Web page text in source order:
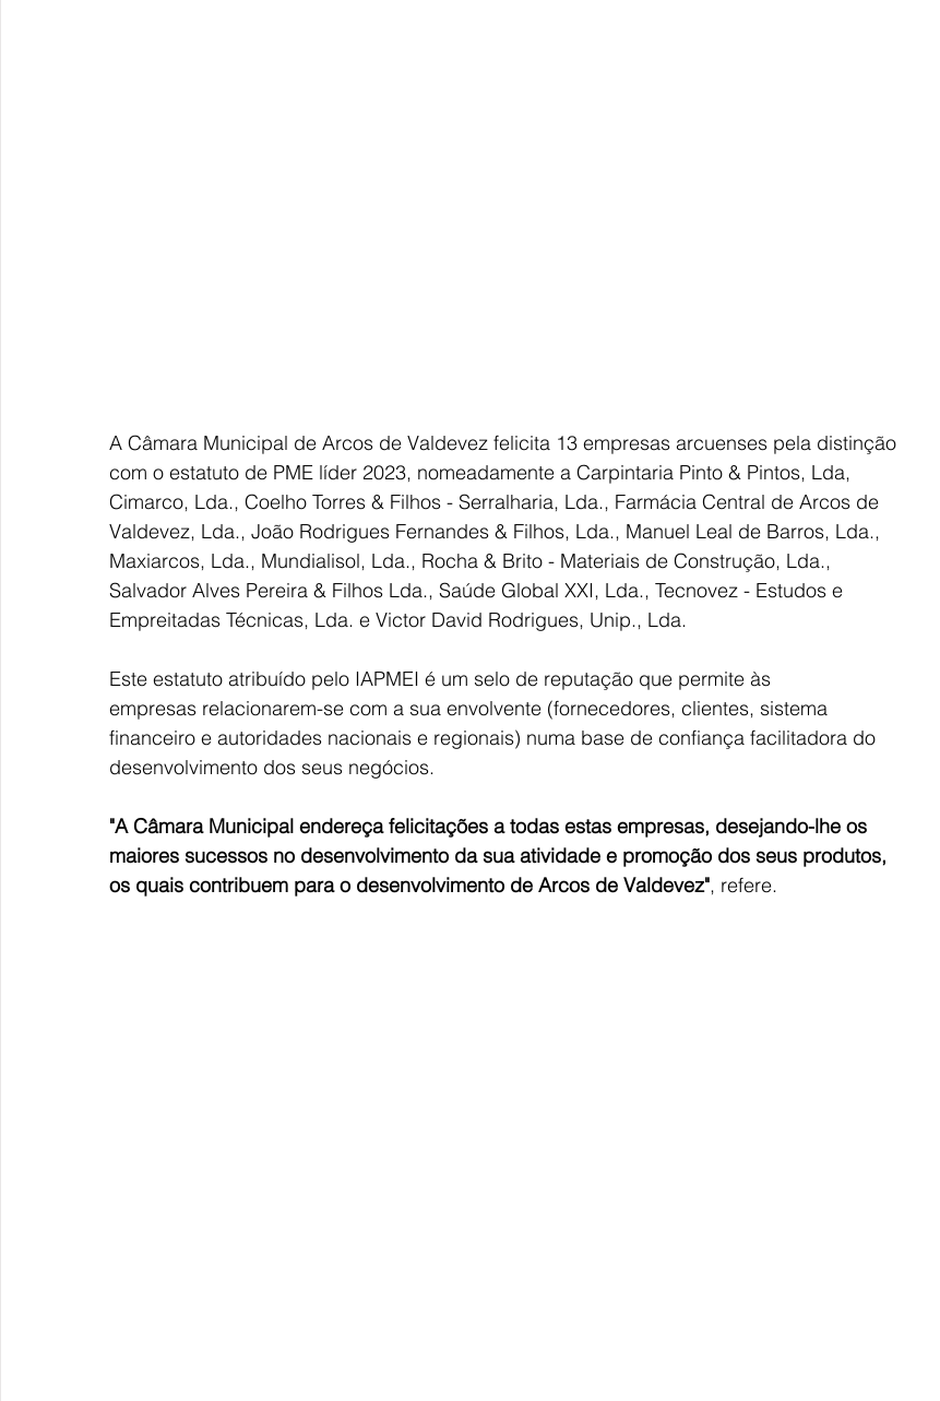
A Câmara Municipal de Arcos de Valdevez felicita 13 empresas arcuenses pela distinção
com o estatuto de PME líder 2023, nomeadamente a Carpintaria Pinto & Pintos, Lda,
Cimarco, Lda., Coelho Torres & Filhos - Serralharia, Lda., Farmácia Central de Arcos de
Valdevez, Lda., João Rodrigues Fernandes & Filhos, Lda., Manuel Leal de Barros, Lda.,
Maxiarcos, Lda., Mundialisol, Lda., Rocha & Brito - Materiais de Construção, Lda.,
Salvador Alves Pereira & Filhos Lda., Saúde Global XXI, Lda., Tecnovez - Estudos e
Empreitadas Técnicas, Lda. e Victor David Rodrigues, Unip., Lda.
Este estatuto atribuído pelo IAPMEI é um selo de reputação que permite às
empresas relacionarem-se com a sua envolvente (fornecedores, clientes, sistema
financeiro e autoridades nacionais e regionais) numa base de confiança facilitadora do
desenvolvimento dos seus negócios.
"A Câmara Municipal endereça felicitações a todas estas empresas, desejando-lhe os
maiores sucessos no desenvolvimento da sua atividade e promoção dos seus produtos,
os quais contribuem para o desenvolvimento de Arcos de Valdevez", refere.